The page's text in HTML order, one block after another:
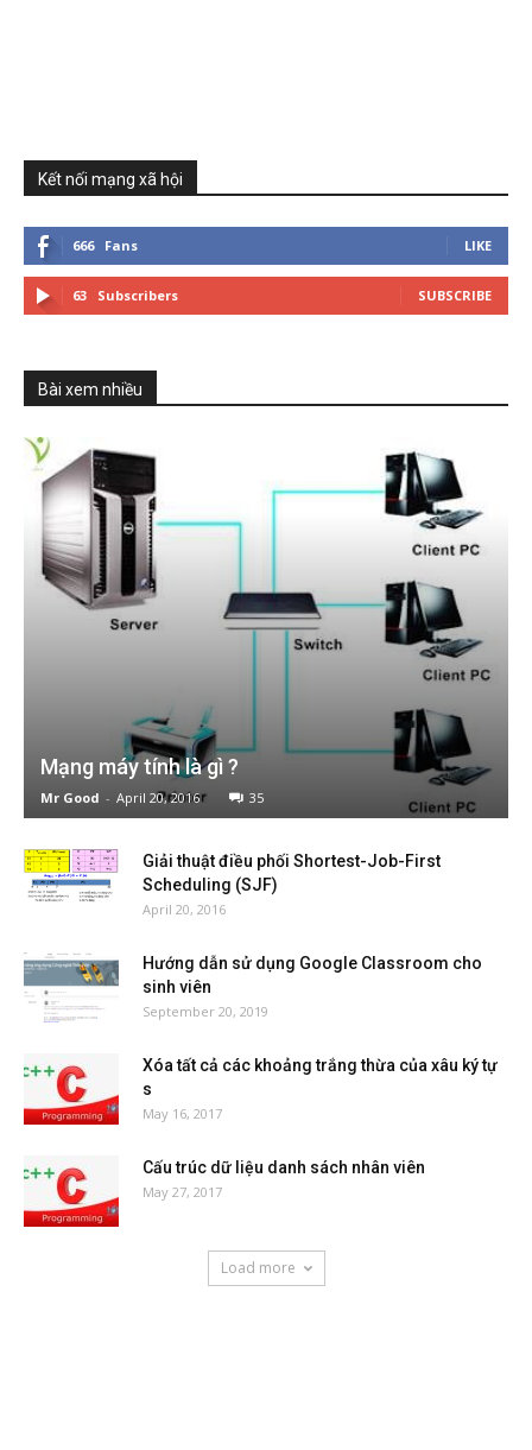
Kết nối mạng xã hội
666 Fans LIKE
63 Subscribers SUBSCRIBE
Bài xem nhiều
Mạng máy tính là gì ?
Mr Good - April 20, 2016 35
Giải thuật điều phối Shortest-Job-First
Scheduling (SJF)
April 20, 2016
Hướng dẫn sử dụng Google Classroom cho
sinh viên
September 20, 2019
Xóa tất cả các khoảng trắng thừa của xâu ký tự
s
May 16, 2017
Cấu trúc dữ liệu danh sách nhân viên
May 27, 2017
Load more